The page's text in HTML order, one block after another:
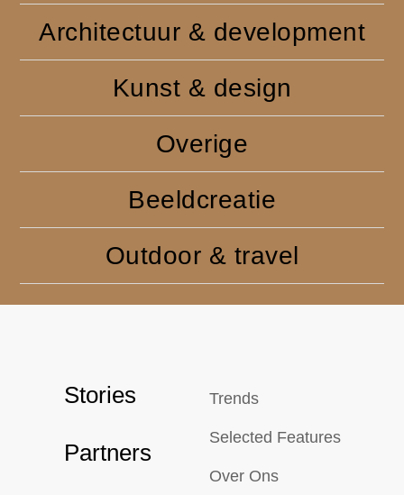
Architectuur & development
Kunst & design
Overige
Beeldcreatie
Outdoor & travel
Stories
Partners
Trends
Selected Features
Over Ons